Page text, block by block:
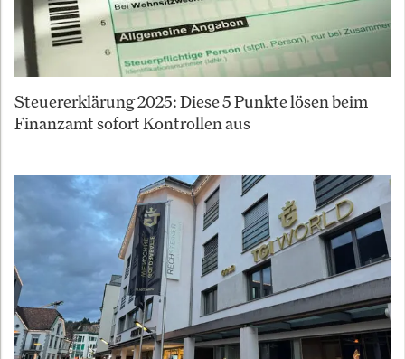
Steuererklärung 2025: Diese 5 Punkte lösen beim
Finanzamt sofort Kontrollen aus